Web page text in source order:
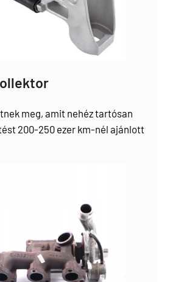
meg, amit nehéz tartósan
200-250 ezer km-nél ajánlott